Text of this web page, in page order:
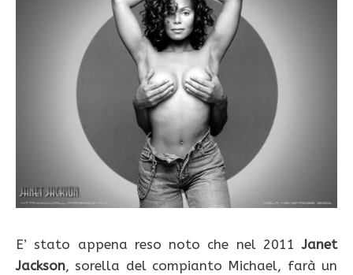
E’ stato appena reso noto che nel 2011Janet
Jackson, sorella del compianto Michael, farà un